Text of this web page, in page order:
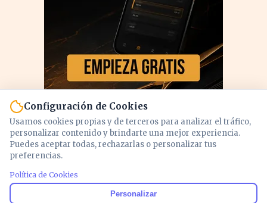
Configuración de Cookies
Usamos cookies propias y de terceros para analizar el tráfico,
personalizar contenido y brindarte una mejor experiencia.
Puedes aceptar todas, rechazarlas o personalizar tus
preferencias.
Política de Cookies
Personalizar